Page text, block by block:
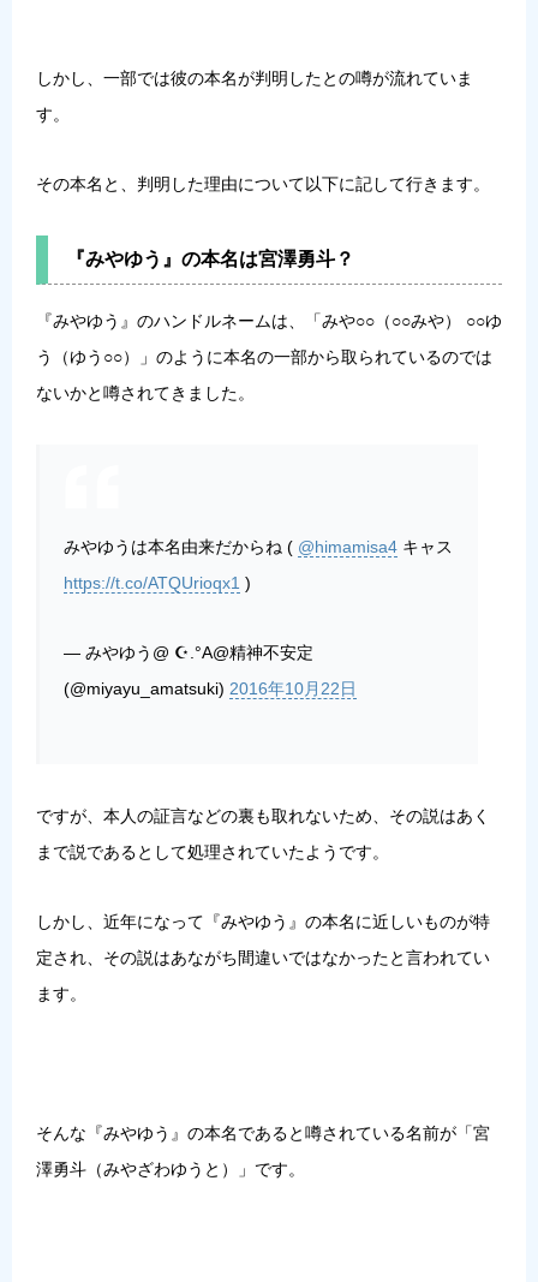
しかし、一部では彼の本名が判明したとの噂が流れていま
す。
その本名と、判明した理由について以下に記して行きます。
『みやゆう』の本名は宮澤勇斗？
『みやゆう』のハンドルネームは、「みや○○（○○みや） ○○ゆ
う（ゆう○○）」のように本名の一部から取られているのでは
ないかと噂されてきました。
みやゆうは本名由来だからね ( @himamisa4 キャス
https://t.co/ATQUrioqx1 )
— みやゆう@ ☪︎.°A@精神不安定
(@miyayu_amatsuki) 2016年10月22日
ですが、本人の証言などの裏も取れないため、その説はあく
まで説であるとして処理されていたようです。
しかし、近年になって『みやゆう』の本名に近しいものが特
定され、その説はあながち間違いではなかったと言われてい
ます。
そんな『みやゆう』の本名であると噂されている名前が「宮
澤勇斗（みやざわゆうと）」です。